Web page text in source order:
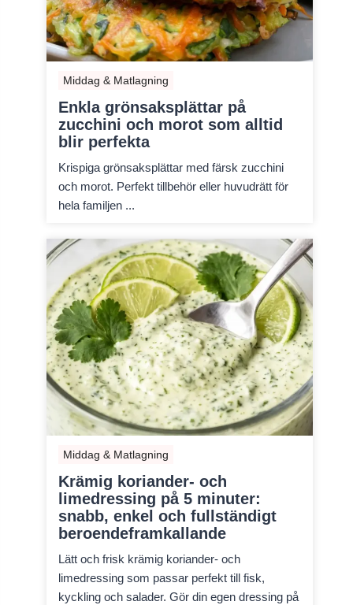
Middag & Matlagning
Enkla grönsaksplättar på
zucchini och morot som alltid
blir perfekta
Krispiga grönsaksplättar med färsk zucchini
och morot. Perfekt tillbehör eller huvudrätt för
hela familjen ...
Middag & Matlagning
Krämig koriander- och
limedressing på 5 minuter:
snabb, enkel och fullständigt
beroendeframkallande
Lätt och frisk krämig koriander- och
limedressing som passar perfekt till fisk,
kyckling och salader. Gör din egen dressing på